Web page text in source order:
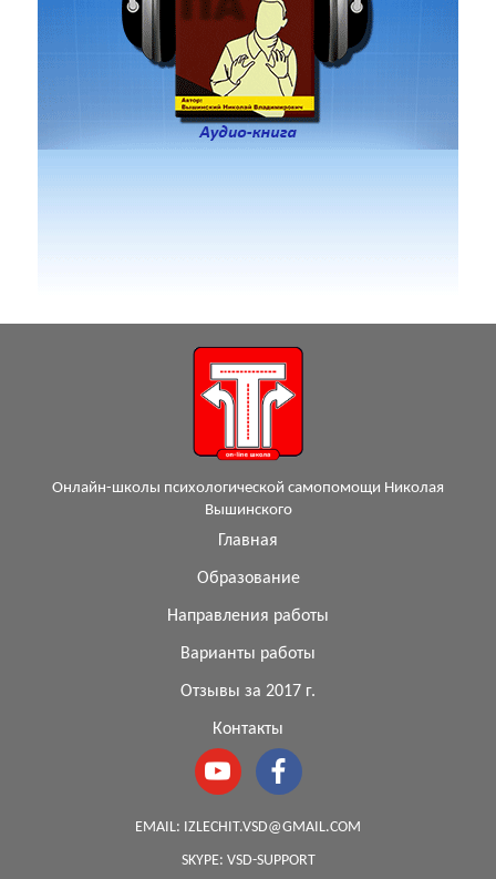
Онлайн-школы психологической самопомощи Николая
Вышинского
Главная
Образование
Направления работы
Варианты работы
Отзывы за 2017 г.
Контакты
EMAIL: IZLECHIT.VSD@GMAIL.COM
SKYPE: VSD-SUPPORT